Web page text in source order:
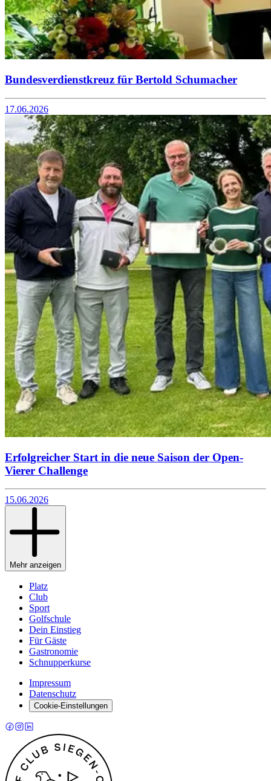
Bundesverdienstkreuz für Bertold Schumacher
17.06.2026
Erfolgreicher Start in die neue Saison der Open-
Vierer Challenge
15.06.2026
Mehr anzeigen
Platz
Club
Sport
Golfschule
Dein Einstieg
Für Gäste
Gastronomie
Schnupperkurse
Impressum
Datenschutz
Cookie-Einstellungen